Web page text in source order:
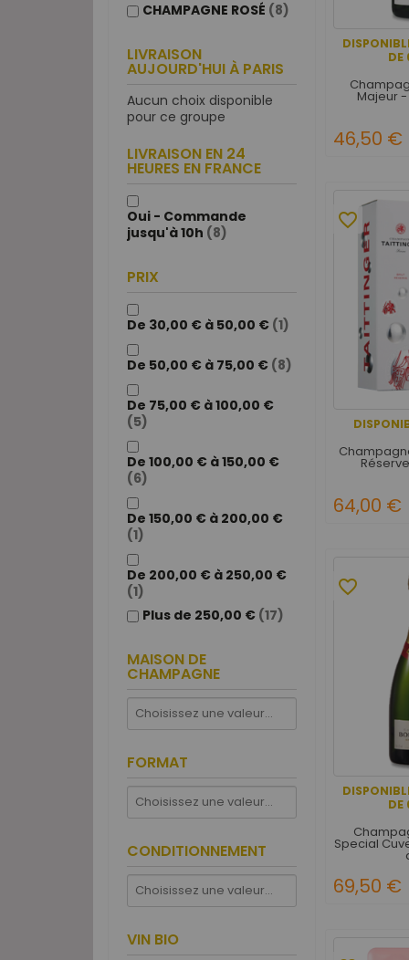
CHAMPAGNE ROSÉ (8)
LIVRAISON
AUJOURD'HUI À PARIS
Aucun choix disponible
pour ce groupe
LIVRAISON EN 24
HEURES EN FRANCE
Oui - Commande
jusqu'à 10h (8)
PRIX
De 30,00 € à 50,00 € (1)
De 50,00 € à 75,00 € (8)
De 75,00 € à 100,00 €
(5)
De 100,00 € à 150,00 €
(6)
De 150,00 € à 200,00 €
(1)
De 200,00 € à 250,00 €
(1)
Plus de 250,00 € (17)
MAISON DE
CHAMPAGNE
FORMAT
CONDITIONNEMENT
VIN BIO
DE
Majeur
46,50 €
favorite_border
64,00 €
DE
favorite_border
Special
69,50 €